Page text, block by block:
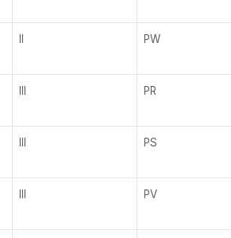
II PW
III PR
III PS
III PV